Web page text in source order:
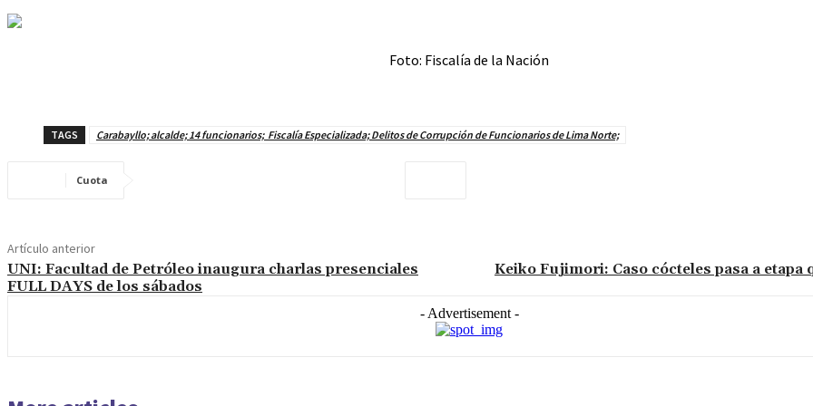
Foto: Fiscalía de la Nación
TAGS Carabayllo; alcalde; 14 funcionarios; Fiscalía Especializada; Delitos de Corrupción de Funcionarios de Lima Norte;
Cuota
Artículo anterior
UNI: Facultad de Petróleo inaugura charlas presenciales
FULL DAYS de los sábados
Keiko Fujimori: Caso cócteles pasa a etapa
- Advertisement -